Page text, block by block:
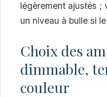
légèrement ajustés ;
un niveau à bulle si
Choix des
dimmable,
couleur